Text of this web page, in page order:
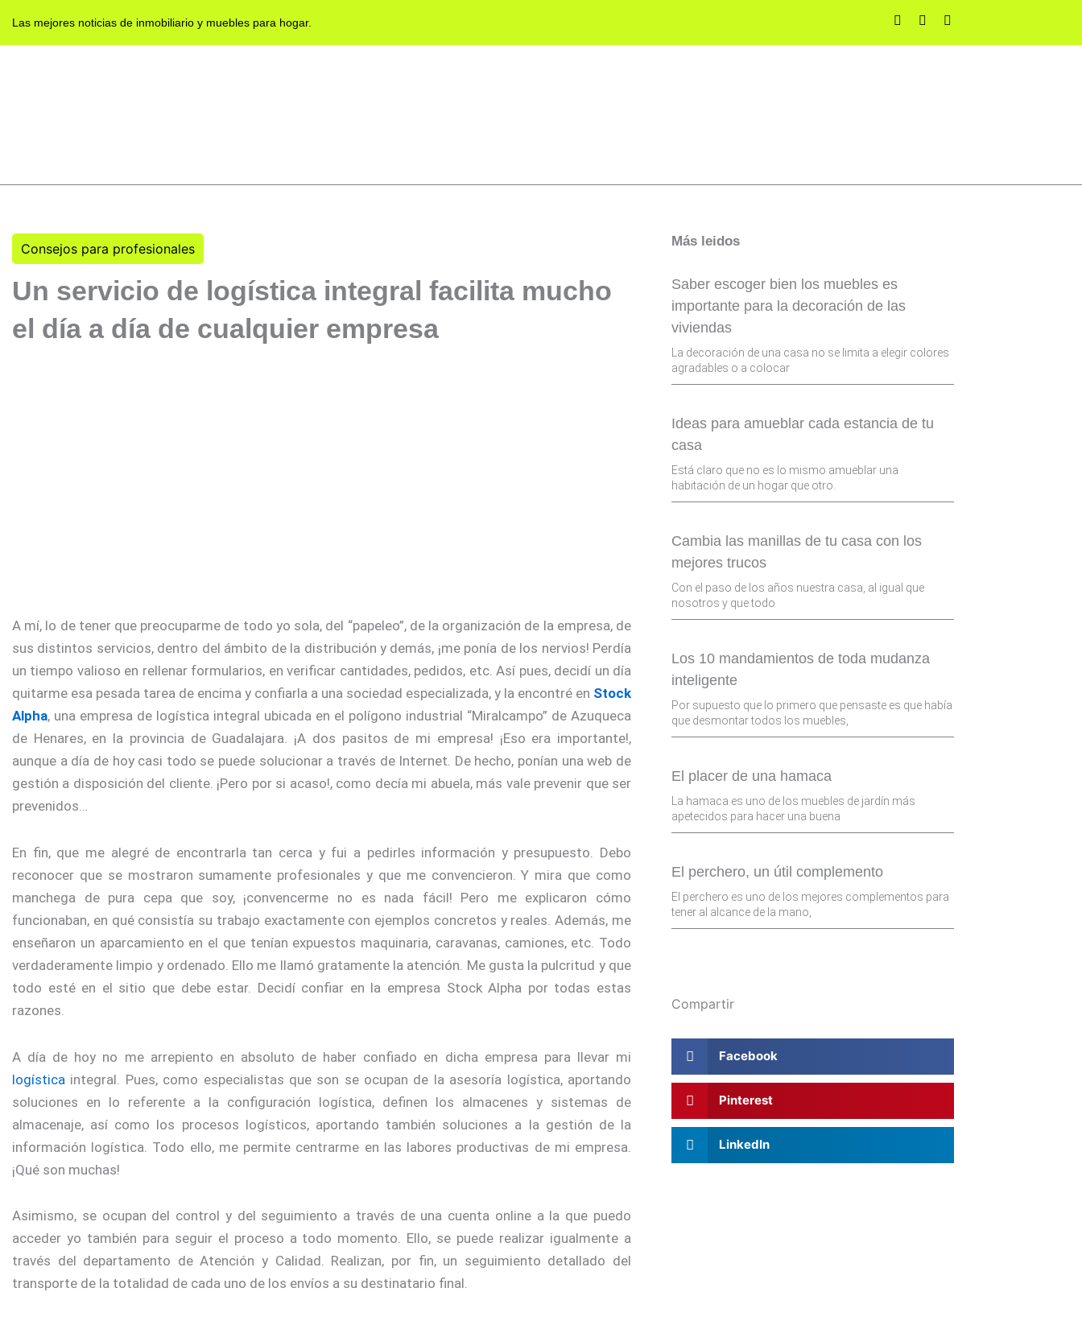
Las mejores noticias de inmobiliario y muebles para hogar.
F
c
T
i
Y
u
Consejos para profesionales
Un servicio de logística integral facilita mucho
el día a día de cualquier empresa
A mí, lo de tener que preocuparme de todo yo sola, del “papeleo”, de la organización de la empresa, de
sus distintos servicios, dentro del ámbito de la distribución y demás, ¡me ponía de los nervios! Perdía
un tiempo valioso en rellenar formularios, en verificar cantidades, pedidos, etc. Así pues, decidí un día
quitarme esa pesada tarea de encima y confiarla a una sociedad especializada, y la encontré en Stock
Alpha, una empresa de logística integral ubicada en el polígono industrial “Miralcampo” de Azuqueca
de Henares, en la provincia de Guadalajara. ¡A dos pasitos de mi empresa! ¡Eso era importante!,
aunque a día de hoy casi todo se puede solucionar a través de Internet. De hecho, ponían una web de
gestión a disposición del cliente. ¡Pero por si acaso!, como decía mi abuela, más vale prevenir que ser
prevenidos…
En fin, que me alegré de encontrarla tan cerca y fui a pedirles información y presupuesto. Debo
reconocer que se mostraron sumamente profesionales y que me convencieron. Y mira que como
manchega de pura cepa que soy, ¡convencerme no es nada fácil! Pero me explicaron cómo
funcionaban, en qué consistía su trabajo exactamente con ejemplos concretos y reales. Además, me
enseñaron un aparcamiento en el que tenían expuestos maquinaria, caravanas, camiones, etc. Todo
verdaderamente limpio y ordenado. Ello me llamó gratamente la atención. Me gusta la pulcritud y que
todo esté en el sitio que debe estar. Decidí confiar en la empresa Stock Alpha por todas estas
razones.
A día de hoy no me arrepiento en absoluto de haber confiado en dicha empresa para llevar mi
logística integral. Pues, como especialistas que son se ocupan de la asesoría logística, aportando
soluciones en lo referente a la configuración logística, definen los almacenes y sistemas de
almacenaje, así como los procesos logísticos, aportando también soluciones a la gestión de la
información logística. Todo ello, me permite centrarme en las labores productivas de mi empresa.
¡Qué son muchas!
Asimismo, se ocupan del control y del seguimiento a través de una cuenta online a la que puedo
acceder yo también para seguir el proceso a todo momento. Ello, se puede realizar igualmente a
través del departamento de Atención y Calidad. Realizan, por fin, un seguimiento detallado del
transporte de la totalidad de cada uno de los envíos a su destinatario final.
Más leidos
Saber escoger bien los muebles es
importante para la decoración de las
viviendas
La decoración de una casa no se limita a elegir colores
agradables o a colocar
Ideas para amueblar cada estancia de tu
casa
Está claro que no es lo mismo amueblar una
habitación de un hogar que otro.
Cambia las manillas de tu casa con los
mejores trucos
Con el paso de los años nuestra casa, al igual que
nosotros y que todo
Los 10 mandamientos de toda mudanza
inteligente
Por supuesto que lo primero que pensaste es que había
que desmontar todos los muebles,
El placer de una hamaca
La hamaca es uno de los muebles de jardín más
apetecidos para hacer una buena
El perchero, un útil complemento
El perchero es uno de los mejores complementos para
tener al alcance de la mano,
Compartir
Facebook
Pinterest
LinkedIn